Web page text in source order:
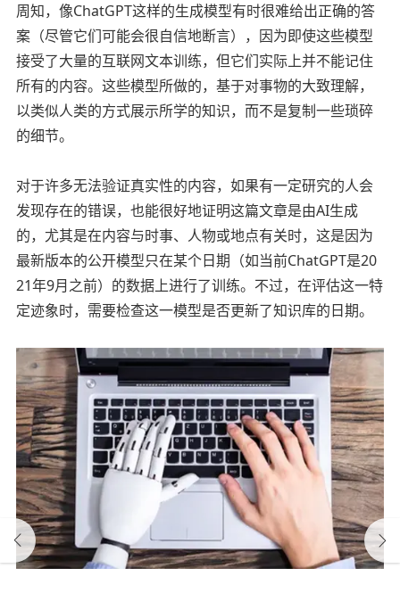
周知，像ChatGPT这样的生成模型有时很难给出正确的答
案（尽管它们可能会很自信地断言），因为即使这些模型
接受了大量的互联网文本训练，但它们实际上并不能记住
所有的内容。这些模型所做的，基于对事物的大致理解，
以类似人类的方式展示所学的知识，而不是复制一些琐碎
的细节。
对于许多无法验证真实性的内容，如果有一定研究的人会
发现存在的错误，也能很好地证明这篇文章是由AI生成
的，尤其是在内容与时事、人物或地点有关时，这是因为
最新版本的公开模型只在某个日期（如当前ChatGPT是20
21年9月之前）的数据上进行了训练。不过，在评估这一特
定迹象时，需要检查这一模型是否更新了知识库的日期。